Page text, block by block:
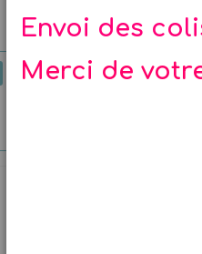
Envoi des
Merci de